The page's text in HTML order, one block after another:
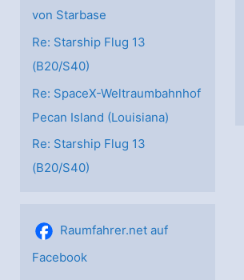
von Starbase
Re: Starship Flug 13
(B20/S40)
Re: SpaceX-Weltraumbahnhof
Pecan Island (Louisiana)
Re: Starship Flug 13
(B20/S40)
Raumfahrer.net auf
Facebook